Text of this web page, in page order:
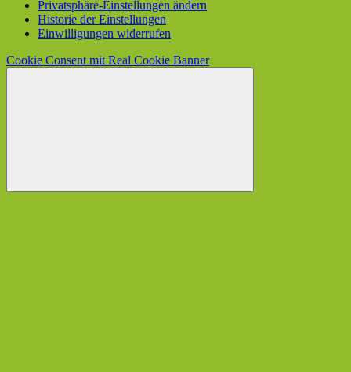
Privatsphäre-Einstellungen ändern
Historie der Einstellungen
Einwilligungen widerrufen
Cookie Consent mit Real Cookie Banner